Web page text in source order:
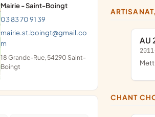
CHANT
Mairie - Saint-Boingt
03 83 70 91 39
mairie.st.boingt@gmail.co
m
18 Grande-Rue, 54290 Saint-
Boingt